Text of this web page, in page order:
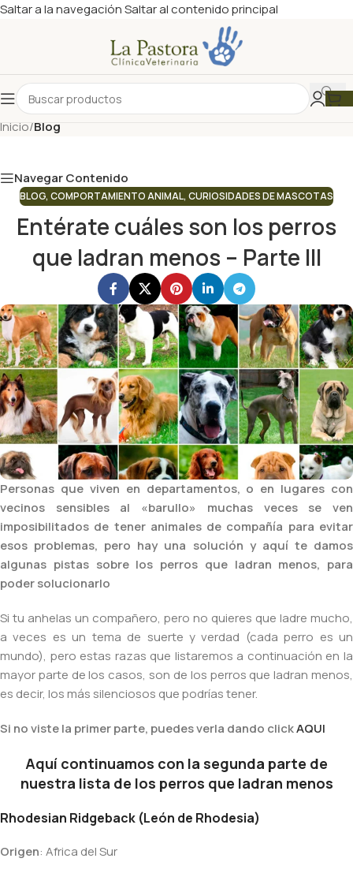
Saltar a la navegaciónSaltar al contenido principal
Nuestro Blog
Inicio/Blog
Navegar Contenido
BLOG, COMPORTAMIENTO ANIMAL, CURIOSIDADES DE MASCOTAS
Entérate cuáles son los perros
que ladran menos – Parte III
Personas que viven en departamentos, o en lugares con
vecinos sensibles al «barullo» muchas veces se ven
imposibilitados de tener animales de compañía para evitar
esos problemas, pero hay una solución y aquí te damos
algunas pistas sobre los perros que ladran menos, para
poder solucionarlo
Si tu anhelas un compañero, pero no quieres que ladre mucho,
a veces es un tema de suerte y verdad (cada perro es un
mundo), pero estas razas que listaremos a continuación en la
mayor parte de los casos, son de los perros que ladran menos,
es decir, los más silenciosos que podrías tener.
Si no viste la primer parte, puedes verla dando clickAQUI
Aquí continuamos con la segunda parte de
nuestra lista de los perros que ladran menos
Rhodesian Ridgeback (León de Rhodesia)
Origen: Africa del Sur